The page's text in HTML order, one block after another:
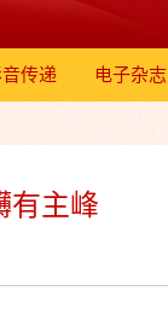
传递 电子杂志
有主峰